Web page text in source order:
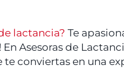
lactancia? Te
En Asesoras de
conviertas en una